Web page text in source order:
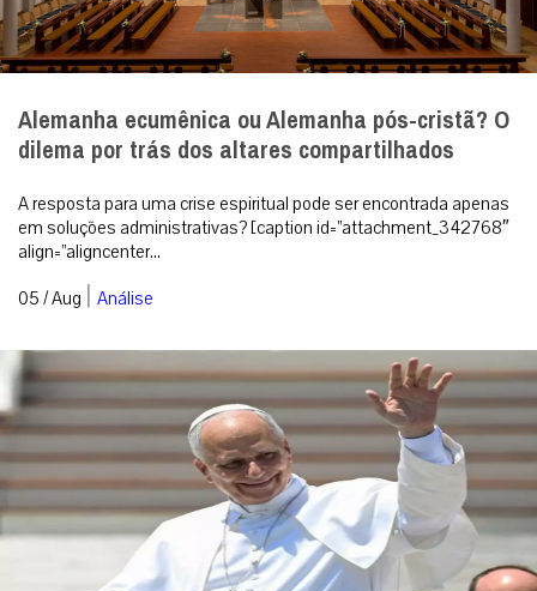
Alemanha ecumênica ou Alemanha pós-cristã? O
dilema por trás dos altares compartilhados
A resposta para uma crise espiritual pode ser encontrada apenas
em soluções administrativas? [caption id=”attachment_342768″
align=”aligncenter...
05 / Aug | Análise